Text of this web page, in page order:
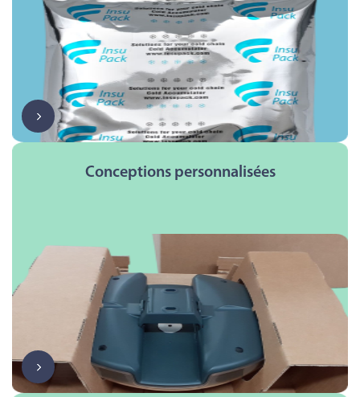
Conceptions personnalisées